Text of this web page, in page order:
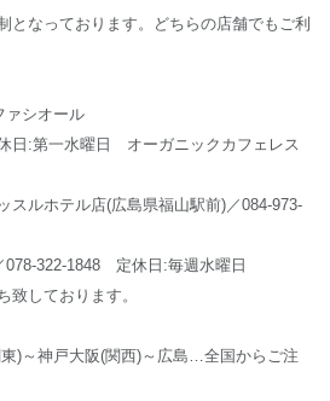
となっております。どちらの店舗でもご利
シオール
日:第一水曜日 オーガニックカフェレス
ルホテル店(広島県福山駅前)／084-973-
322-1848 定休日:毎週水曜日
しております。
)～神戸大阪(関西)～広島…全国からご注